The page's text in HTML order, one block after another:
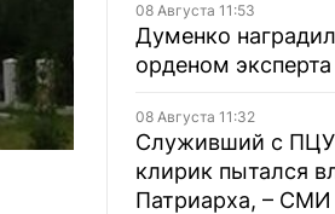
08 Августа 11:53
Думенко
орденом
08 Августа 11:32
Служивший с ПЦУ
клирик пытался
Патриарха, – СМИ